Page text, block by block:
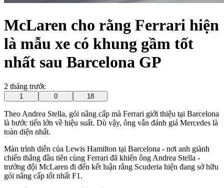
McLaren cho rằng Ferrari hiện
là mẫu xe có khung gầm tốt
nhất sau Barcelona GP
2 tháng trước
1 0 18
Theo Andrea Stella, gói nâng cấp mà Ferrari giới thiệu tại Barcelona
là bước tiến lớn về hiệu suất. Dù vậy, ông vẫn đánh giá Mercedes là
toàn diện nhất.
Màn trình diễn của Lewis Hamilton tại Barcelona - nơi anh giành
chiến thắng đầu tiên cùng Ferrari đã khiến ông Andrea Stella -
trưởng đội McLaren đi đến kết luận rằng Scuderia hiện đang sở hữu
gói nâng cấp tốt nhất F1.